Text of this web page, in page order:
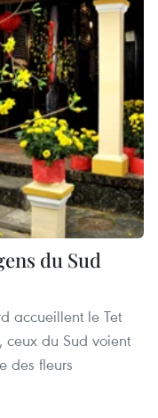
du Sud
accueillent le Tet
ceux du Sud voient
des fleurs